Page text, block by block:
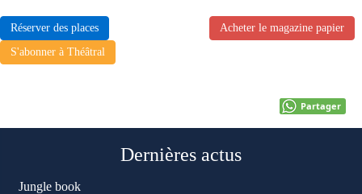
Réserver des places
Acheter le magazine papier
S'abonner à Théâtral
Partager
Dernières actus
Jungle book